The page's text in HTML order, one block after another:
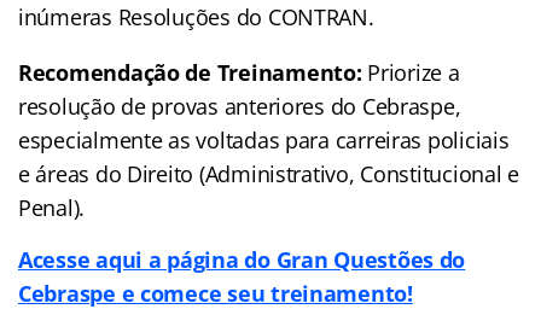
inúmeras Resoluções do CONTRAN.
Recomendação de Treinamento: Priorize a
resolução de provas anteriores do Cebraspe,
especialmente as voltadas para carreiras policiais
e áreas do Direito (Administrativo, Constitucional e
Penal).
Acesse aqui a página do Gran Questões do
Cebraspe e comece seu treinamento!